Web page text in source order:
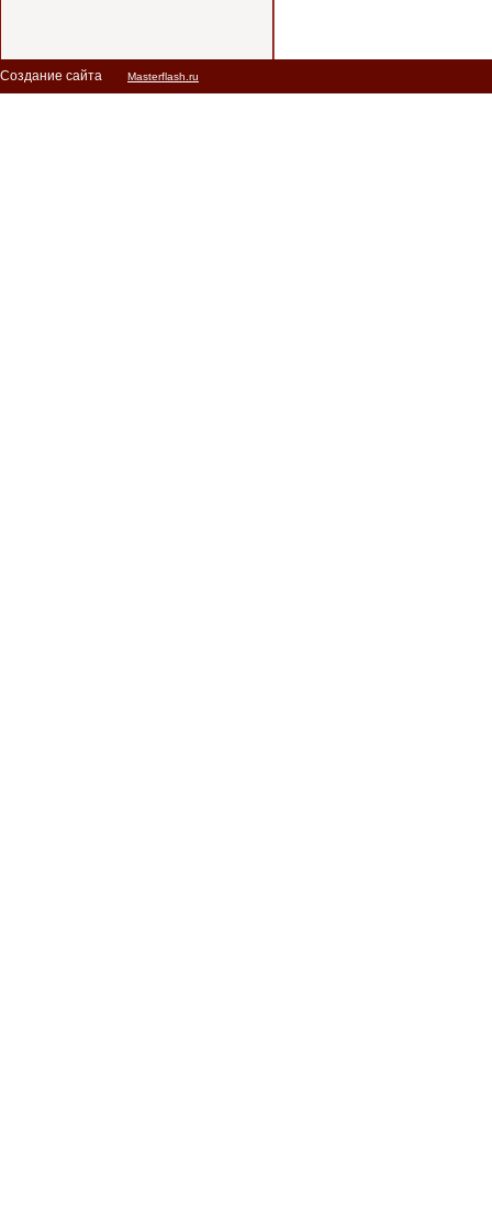
Создание сайта Masterflash.ru